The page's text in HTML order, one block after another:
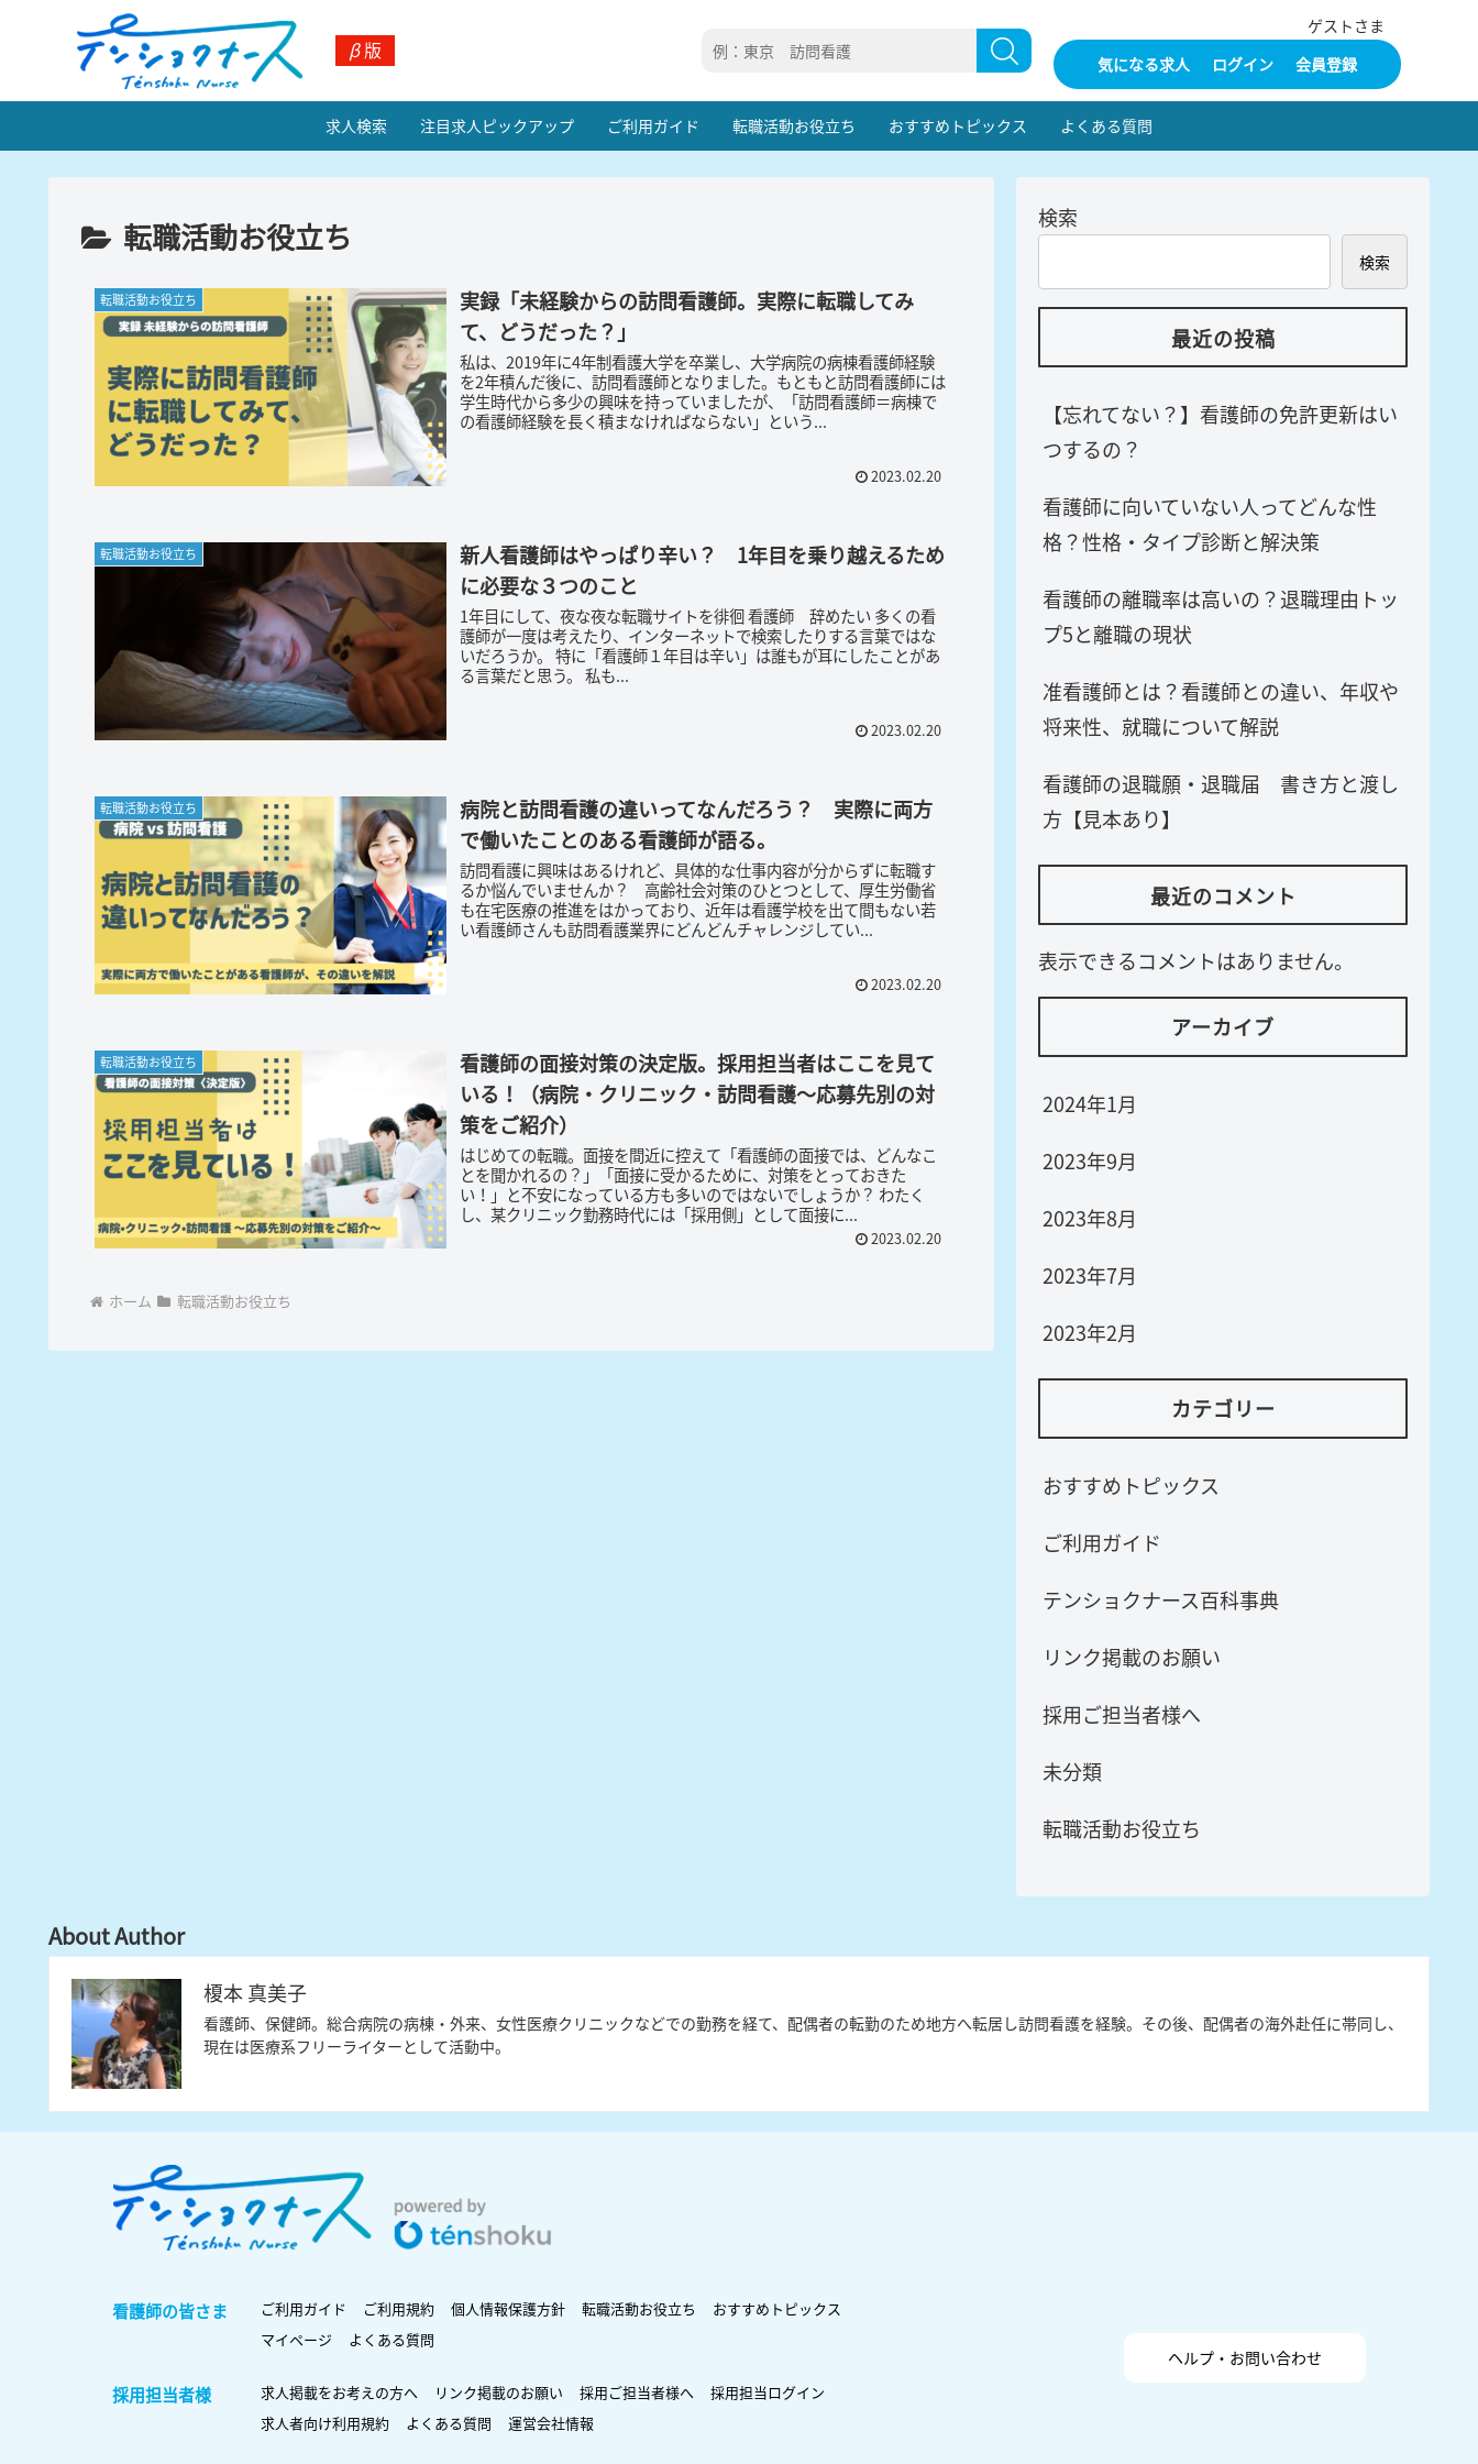
β版
ゲストさま
気になる求人
ログイン 会員登録
求人検索 注目求人ピックアップ ご利用ガイド 転職活動お役立ち おすすめトピックス よくある質問
転職活動お役立ち
転職活動お役立ち
実録「未経験からの訪問看護師。実際に転職してみ
て、どうだった？」
私は、2019年に4年制看護大学を卒業し、大学病院の病棟看護師経験
を2年積んだ後に、訪問看護師となりました。もともと訪問看護師には
学生時代から多少の興味を持っていましたが、「訪問看護師＝病棟で
の看護師経験を長く積まなければならない」という...
2023.02.20
転職活動お役立ち
新人看護師はやっぱり辛い？ 1年目を乗り越えるため
に必要な３つのこと
1年目にして、夜な夜な転職サイトを徘徊 看護師 辞めたい 多くの看
護師が一度は考えたり、インターネットで検索したりする言葉ではな
いだろうか。 特に「看護師１年目は辛い」は誰もが耳にしたことがあ
る言葉だと思う。 私も...
2023.02.20
転職活動お役立ち
病院と訪問看護の違いってなんだろう？ 実際に両方
で働いたことのある看護師が語る。
訪問看護に興味はあるけれど、具体的な仕事内容が分からずに転職す
るか悩んでいませんか？ 高齢社会対策のひとつとして、厚生労働省
も在宅医療の推進をはかっており、近年は看護学校を出て間もない若
い看護師さんも訪問看護業界にどんどんチャレンジしてい...
2023.02.20
転職活動お役立ち
看護師の面接対策の決定版。採用担当者はここを見て
いる！（病院・クリニック・訪問看護〜応募先別の対
策をご紹介）
はじめての転職。面接を間近に控えて「看護師の面接では、どんなこ
とを聞かれるの？」「面接に受かるために、対策をとっておきた
い！」と不安になっている方も多いのではないでしょうか？ わたく
し、某クリニック勤務時代には「採用側」として面接に...
2023.02.20
ホーム 転職活動お役立ち
検索
検索
最近の投稿
【忘れてない？】看護師の免許更新はい
つするの？
看護師に向いていない人ってどんな性
格？性格・タイプ診断と解決策
看護師の離職率は高いの？退職理由トッ
プ5と離職の現状
准看護師とは？看護師との違い、年収や
将来性、就職について解説
看護師の退職願・退職届 書き方と渡し
方【見本あり】
最近のコメント
表示できるコメントはありません。
アーカイブ
2024年1月
2023年9月
2023年8月
2023年7月
2023年2月
カテゴリー
おすすめトピックス
ご利用ガイド
テンショクナース百科事典
リンク掲載のお願い
採用ご担当者様へ
未分類
転職活動お役立ち
About Author
榎本 真美子
看護師、保健師。総合病院の病棟・外来、女性医療クリニックなどでの勤務を経て、配偶者の転勤のため地方へ転居し訪問看護を経験。その後、配偶者の海外赴任に帯同し、
現在は医療系フリーライターとして活動中。
看護師の皆さま ご利用ガイド ご利用規約 個人情報保護方針 転職活動お役立ち
おすすめトピックス
マイページ
よくある質問
採用担当者様 求人掲載をお考えの方へ リンク掲載のお願い 採用ご担当者様へ
採用担当ログイン
求人者向け利用規約
よくある質問 運営会社情報
ヘルプ・お問い合わせ